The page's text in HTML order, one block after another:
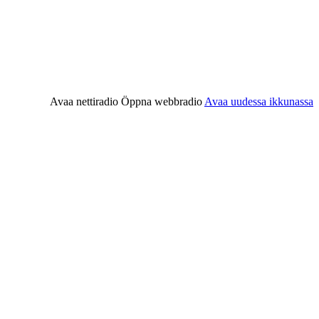
Avaa nettiradio Öppna webbradio Avaa uudessa ikkunassa